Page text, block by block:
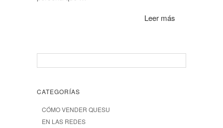
Leer más
CATEGORÍAS
CÓMO VENDER QUESU
EN LAS REDES